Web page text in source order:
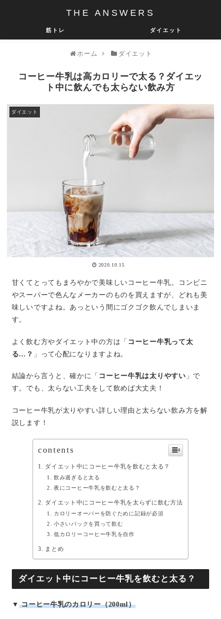
THE ANSWERS
筋トレ ダイエット
ホーム ダイエット
コーヒー牛乳は高カロリーで太る？ダイエッ
ト中に飲んでも太らない飲み方
ダイエット
2020.10.15
甘くてとってもまろやかで美味しいコーヒー牛乳。コンビニ
やスーパーで色んなメーカーのものを買えますが、どれも美
味しいですよね。あっという間にゴクゴク飲んでしまいま
す。
よく飲む方やダイエット中の方は「 コーヒー牛乳って太
る…？ 」って心配になりますよね。
結論から言うと、確かに「 コーヒー牛乳は太りやすい 」で
す。でも、太らない工夫をして飲めば大丈夫！
コーヒー牛乳が太りやすい詳しい理由と太らない飲み方を解
説します！
contents
ダイエット中にコーヒー牛乳を飲むと太る？
飲み過ぎると太る
夜にコーヒー牛乳を飲むと太る？
ダイエット中にコーヒー牛乳を太らずに飲む方法
カロリーオーバーを防ぐために記録が必須
小さいパックを買って飲む
低カロリーコーヒー牛乳を自作
まとめ
ダイエット中にコーヒー牛乳を飲むと太る？
▼ コーヒー牛乳のカロリー（200ml）